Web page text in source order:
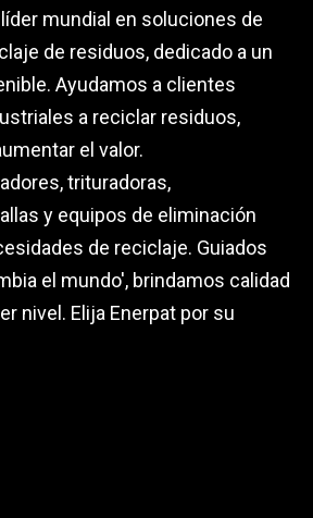
mundial en soluciones de
de residuos, dedicado a un
Ayudamos a clientes
a reciclar residuos,
el valor.
trituradoras,
y equipos de eliminación
de reciclaje. Guiados
el mundo', brindamos calidad
nivel. Elija Enerpat por su